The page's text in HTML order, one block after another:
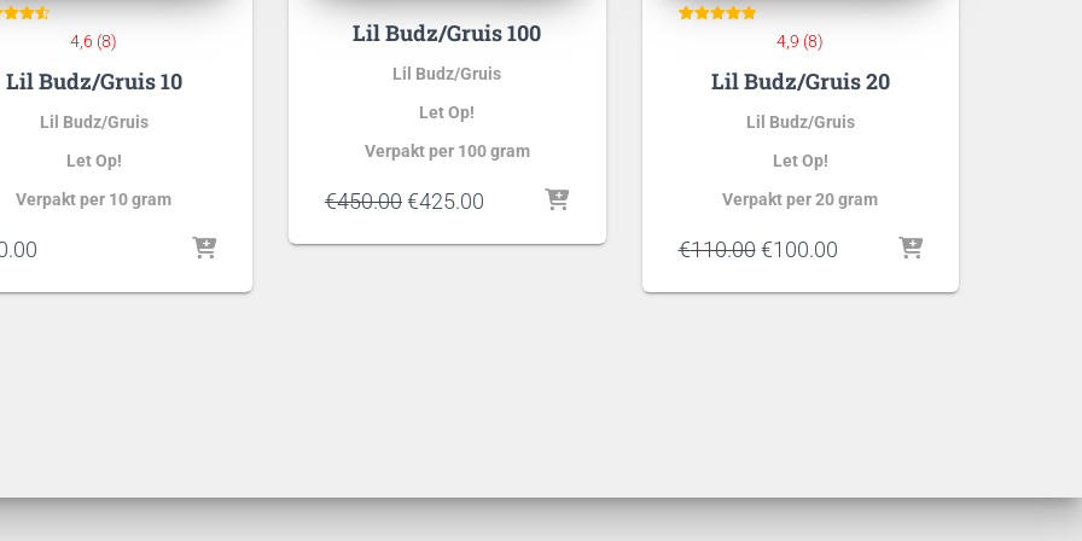
op 5
4,6 (8)
Lil Budz/Gruis 10
Lil Budz/Gruis
Let Op!
Verpakt per 10 gram
Lil Budz/Gruis 100
Lil Budz/Gruis
Let Op!
Verpakt per 100 gram
€450.00Oorspronkelijke
was:
€425.00 Huidige
is:
gebaseerd
opklant
4,9 (8)
Lil Budz/Gruis 20
Lil Budz/Gruis
Let Op!
Verpakt per 20 gram
€110.00 Oorspronkelijke
was:
€100.00Huidige
is: